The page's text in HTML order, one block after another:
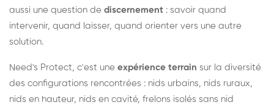
aussi une question de discernement : savoir quand
intervenir, quand laisser, quand orienter vers une autre
solution.
Need's Protect, c'est une expérience terrain sur la diversité
des configurations rencontrées : nids urbains, nids ruraux,
nids en hauteur, nids en cavité, frelons isolés sans nid